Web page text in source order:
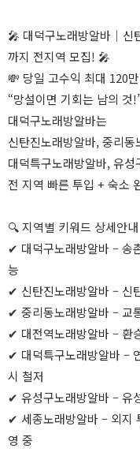
🎤 대덕구노래방알바｜신
까지 전지역 모집! 🎤
💸 당일 고수익 최대 120
“망설이면 기회는 남의 것
대덕구노래방알바는
신탄진노래방알바, 중리
대덕특구노래방알바, 유
전 지역 빠른 투입 + 숙소
🔍 지역별 키워드 상세안내
✔ 대덕구노래방알바 – 송
능
✔ 신탄진노래방알바 – 신
✔ 중리동노래방알바 – 교
✔ 대전역노래방알바 – 환
✔ 대덕특구노래방알바 –
시 철저
✔ 유성구노래방알바 – 유
✔ 세종노래방알바 – 외지
영 중